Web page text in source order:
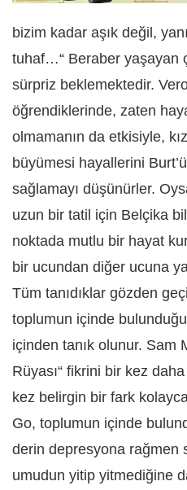
bizim kadar aşık değil,
tuhaf…“ Beraber yaşayan
sürpriz beklemektedir.
öğrendiklerinde, zaten
olmamanın da etkisiyle,
büyümesi hayallerini
sağlamayı düşünürler.
uzun bir tatil için Belçika
noktada mutlu bir hayat
bir ucundan diğer ucuna
Tüm tanıdıklar gözden
toplumun içinde
içinden tanık olunur. Sam
Rüyası“ fikrini bir kez
kez belirgin bir fark
Go, toplumun içinde
derin depresyona rağmen
umudun yitip yitmediğine